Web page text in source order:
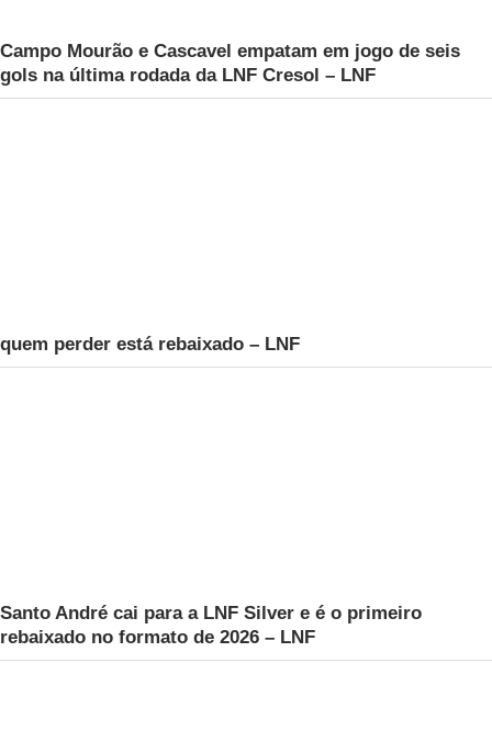
Campo Mourão e Cascavel empatam em jogo de seis
gols na última rodada da LNF Cresol – LNF
quem perder está rebaixado – LNF
Santo André cai para a LNF Silver e é o primeiro
rebaixado no formato de 2026 – LNF